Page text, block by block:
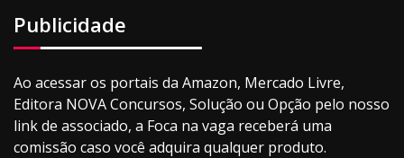
Publicidade
Ao acessar os portais da Amazon, Mercado Livre,
Editora NOVA Concursos, Solução ou Opção pelo nosso
link de associado, a Foca na vaga receberá uma
comissão caso você adquira qualquer produto.